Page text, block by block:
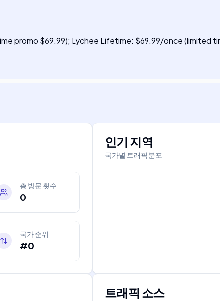
promo $69.99); Lychee Lifetime: $69.99/once (limited
총 방문 횟수
0
국가 순위
#0
인기 지역
국가별 트래픽 분포
트래픽 소스